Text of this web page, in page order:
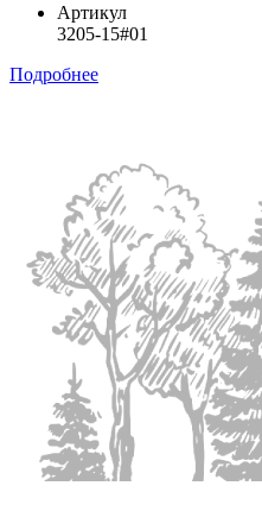
Артикул
3205-15#01
Подробнее